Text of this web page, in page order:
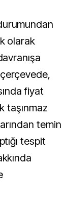
olarak
fiyat
taşınmaz
temin
tespit